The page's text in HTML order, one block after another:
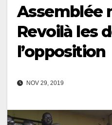
Assemblée
Revoilà les
l’opposition
NOV 29, 2019